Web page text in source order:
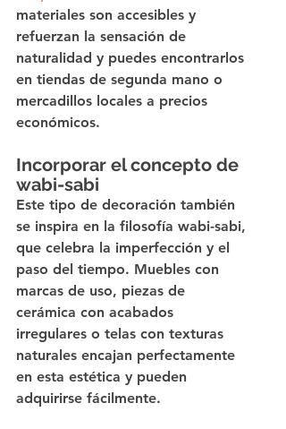
materiales son accesibles y
refuerzan la sensación de
naturalidad y puedes encontrarlos
en tiendas de segunda mano o
mercadillos locales a precios
económicos.
Incorporar el concepto de
wabi-sabi
Este tipo de decoración también
se inspira en la filosofía wabi-sabi,
que celebra la imperfección y el
paso del tiempo. Muebles con
marcas de uso, piezas de
cerámica con acabados
irregulares o telas con texturas
naturales encajan perfectamente
en esta estética y pueden
adquirirse fácilmente.